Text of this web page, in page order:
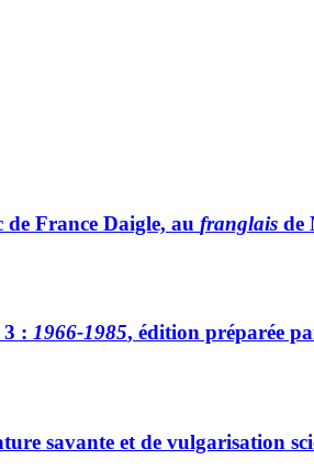
France Daigle, au franglais de
: 1966-1985, édition préparée
savante et de vulgarisation